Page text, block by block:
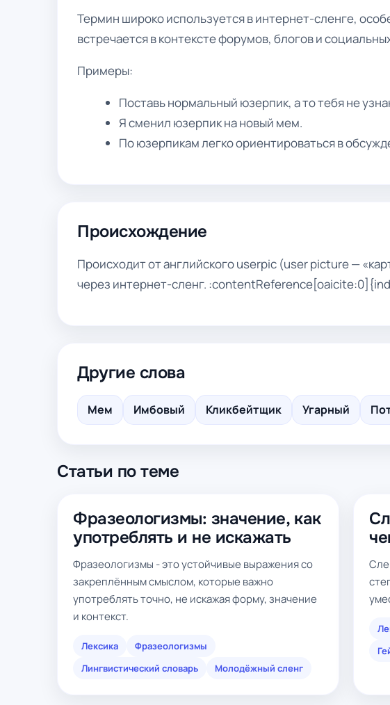
Термин широко используется в интернет-сленге,
встречается в контексте форумов, блогов и
Примеры:
Поставь нормальный юзерпик, а то тебя не
Я сменил юзерпик на новый мем.
По юзерпикам легко ориентироваться в
Происхождение
Происходит от английского userpic (user picture —
через интернет-сленг.
Другие слова
Мем Имбовый Кликбейтщик Угарный
Статьи по теме
Фразеологизмы: значение, как
употреблять и не искажать
Фразеологизмы - это устойчивые выражения со
закреплённым смыслом, которые важно
употреблять точно, не искажая форму, значение
и контекст.
Лексика
Фразеологизмы
Лингвистический словарь
Молодёжный сленг